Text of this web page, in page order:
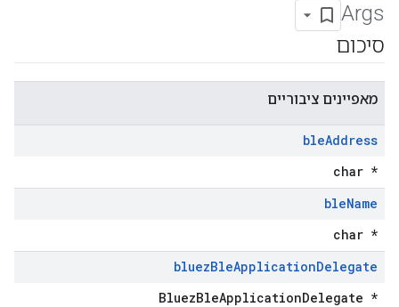
Args
סיכום
מאפיינים ציבוריים
bleAddress
char *
bleName
char *
bluezBleApplicationDelegate
BluezBleApplicationDelegate *